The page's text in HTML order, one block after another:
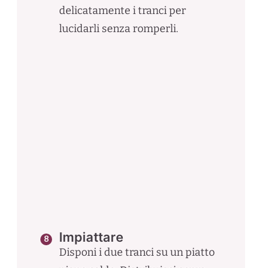
delicatamente i tranci per
lucidarli senza romperli.
Impiattare
Disponi i due tranci su un piatto